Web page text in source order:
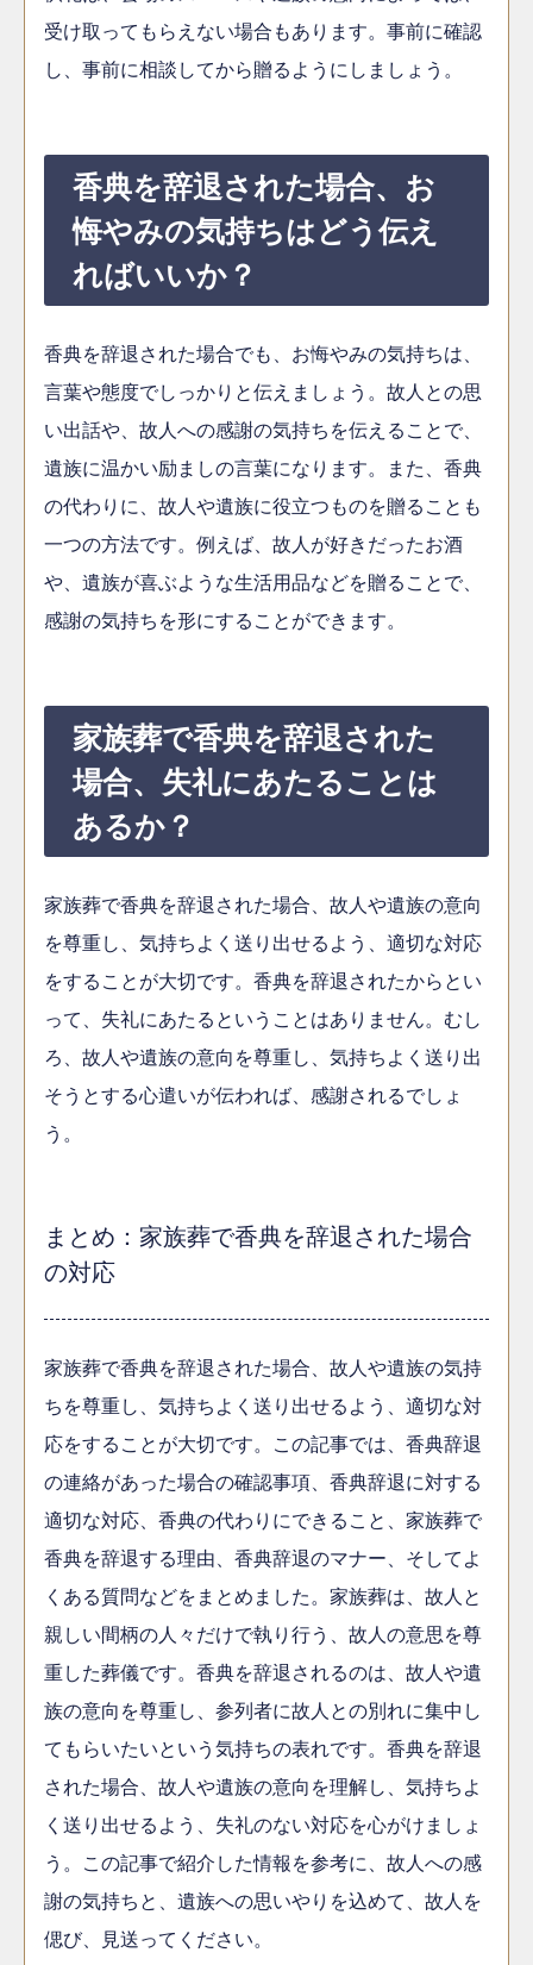
受け取ってもらえない場合もあります。事前に確認
し、事前に相談してから贈るようにしましょう。
香典を辞退された場合、お
悔やみの気持ちはどう伝え
ればいいか？
香典を辞退された場合でも、お悔やみの気持ちは、
言葉や態度でしっかりと伝えましょう。故人との思
い出話や、故人への感謝の気持ちを伝えることで、
遺族に温かい励ましの言葉になります。また、香典
の代わりに、故人や遺族に役立つものを贈ることも
一つの方法です。例えば、故人が好きだったお酒
や、遺族が喜ぶような生活用品などを贈ることで、
感謝の気持ちを形にすることができます。
家族葬で香典を辞退された
場合、失礼にあたることは
あるか？
家族葬で香典を辞退された場合、故人や遺族の意向
を尊重し、気持ちよく送り出せるよう、適切な対応
をすることが大切です。香典を辞退されたからとい
って、失礼にあたるということはありません。むし
ろ、故人や遺族の意向を尊重し、気持ちよく送り出
そうとする心遣いが伝われば、感謝されるでしょ
う。
まとめ：家族葬で香典を辞退された場合
の対応
家族葬で香典を辞退された場合、故人や遺族の気持
ちを尊重し、気持ちよく送り出せるよう、適切な対
応をすることが大切です。この記事では、香典辞退
の連絡があった場合の確認事項、香典辞退に対する
適切な対応、香典の代わりにできること、家族葬で
香典を辞退する理由、香典辞退のマナー、そしてよ
くある質問などをまとめました。家族葬は、故人と
親しい間柄の人々だけで執り行う、故人の意思を尊
重した葬儀です。香典を辞退されるのは、故人や遺
族の意向を尊重し、参列者に故人との別れに集中し
てもらいたいという気持ちの表れです。香典を辞退
された場合、故人や遺族の意向を理解し、気持ちよ
く送り出せるよう、失礼のない対応を心がけましょ
う。この記事で紹介した情報を参考に、故人への感
謝の気持ちと、遺族への思いやりを込めて、故人を
偲び、見送ってください。